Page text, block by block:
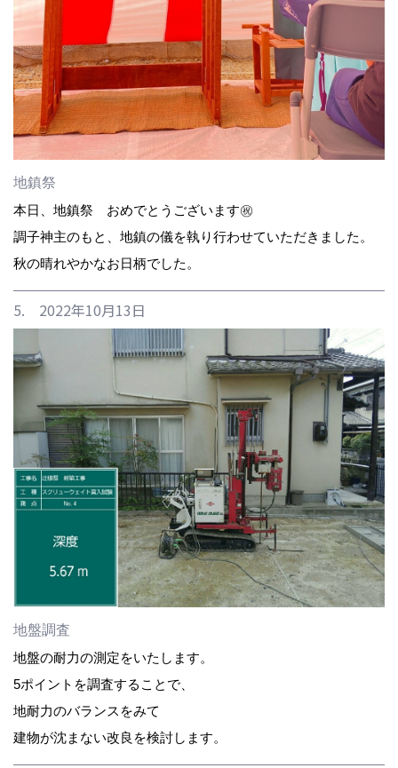
地鎮祭
本日、地鎮祭 おめでとうございます㊗️
調子神主のもと、地鎮の儀を執り行わせていただきました。
秋の晴れやかなお日柄でした。
5. 2022年10月13日
地盤調査
地盤の耐力の測定をいたします。
5ポイントを調査することで、
地耐力のバランスをみて
建物が沈まない改良を検討します。